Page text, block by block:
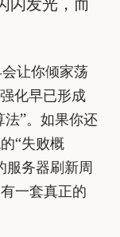
让你倾家荡
化早已形成
法”。如果你还
“失败概
服务器刷新周
一套真正的